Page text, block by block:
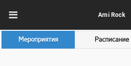
Arni Rock
Мероприятия Расписание